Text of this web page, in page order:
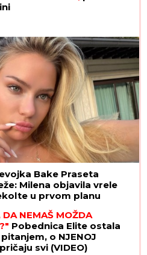
Bake Praseta
Milena objavila vrele
u prvom planu
DA NEMAŠ MOŽDA
Pobednica Elite ostala
o NJENOJ
svi (VIDEO)